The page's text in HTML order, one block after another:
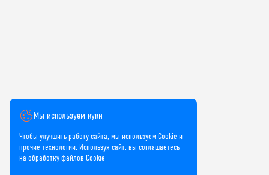
Мы используем куки
Чтобы улучшить работу сайта, мы используем Cookie и
прочие технологии. Используя сайт, вы соглашаетесь
на обработку файлов Cookie